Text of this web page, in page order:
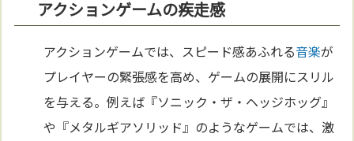
アクションゲームの疾走感
アクションゲームでは、スピード感あふれる音楽が
プレイヤーの緊張感を高め、ゲームの展開にスリル
を与える。例えば『ソニック・ザ・ヘッジホッグ』
や『メタルギアソリッド』のようなゲームでは、激